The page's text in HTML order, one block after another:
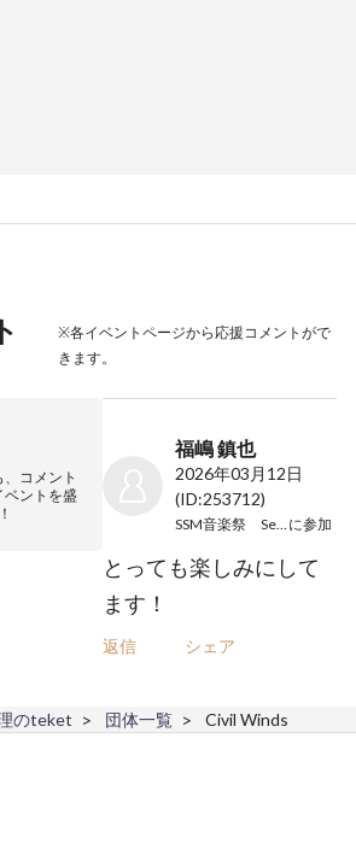
※各イベントページから応援コメントがで
きます。
コメント
ベントを盛
福嶋 鎮也
2026年03月12日
(ID:253712)
に参加
とっても楽しみにして
ます！
返信 シェア
のteket 団体一覧 Civil Winds